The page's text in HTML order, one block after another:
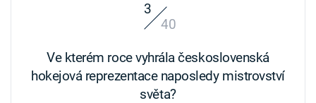
3
40
Ve kterém roce vyhrála československá
hokejová reprezentace naposledy mistrovství
světa?